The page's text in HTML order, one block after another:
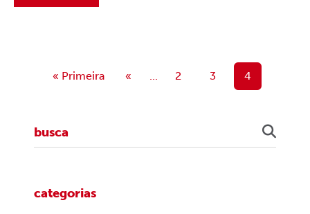
« Primeira « ... 2 3 4
categorias